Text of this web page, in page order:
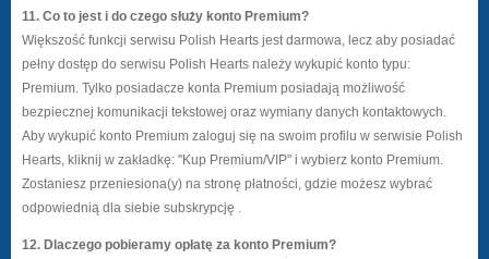
11. Co to jest i do czego służy konto Premium?
Większość funkcji serwisu Polish Hearts jest darmowa, lecz aby posiadać
pełny dostęp do serwisu Polish Hearts należy wykupić konto typu:
Premium. Tylko posiadacze konta Premium posiadają możliwość
bezpiecznej komunikacji tekstowej oraz wymiany danych kontaktowych.
Aby wykupić konto Premium zaloguj się na swoim profilu w serwisie Polish
Hearts, kliknij w zakładkę: "Kup Premium/VIP" i wybierz konto Premium.
Zostaniesz przeniesiona(y) na stronę płatności, gdzie możesz wybrać
odpowiednią dla siebie subskrypcję .
12. Dlaczego pobieramy opłatę za konto Premium?